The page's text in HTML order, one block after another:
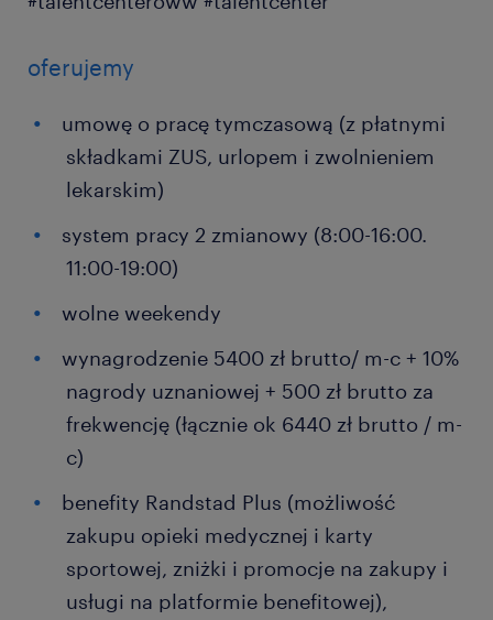
oferujemy
umowę o pracę tymczasową (z płatnymi
składkami ZUS, urlopem i zwolnieniem
lekarskim)
system pracy 2 zmianowy (8:00-16:00.
11:00-19:00)
wolne weekendy
wynagrodzenie 5400 zł brutto/ m-c + 10%
nagrody uznaniowej + 500 zł brutto za
frekwencję (łącznie ok 6440 zł brutto / m-
c)
benefity Randstad Plus (możliwość
zakupu opieki medycznej i karty
sportowej, zniżki i promocje na zakupy i
usługi na platformie benefitowej),